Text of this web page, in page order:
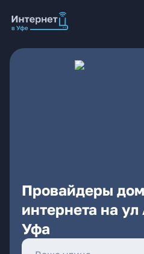
Провайдеры
интернета на
Уфа